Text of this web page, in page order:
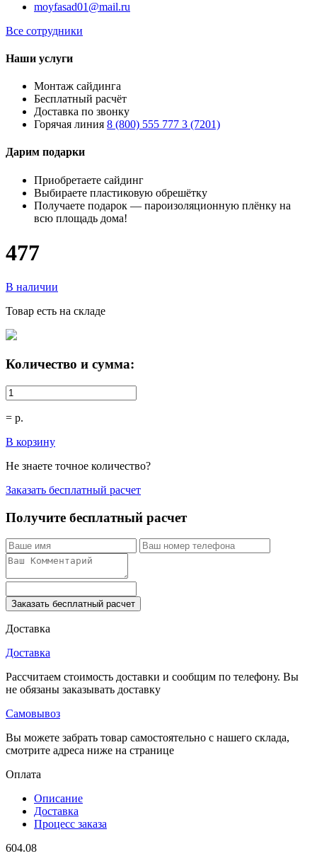
moyfasad01@mail.ru
Все сотрудники
Наши услуги
Монтаж сайдинга
Бесплатный расчёт
Доставка по звонку
Горячая линия 8 (800) 555 777 3 (7201)
Дарим подарки
Приобретаете сайдинг
Выбираете пластиковую обрешётку
Получаете подарок — пароизоляционную плёнку на
всю площадь дома!
477
В наличии
Товар есть на складе
Количество и сумма:
= р.
В корзину
Не знаете точное количество?
Заказать бесплатный расчет
Получите бесплатный расчет
Заказать бесплатный расчет
Доставка
Доставка
Рассчитаем стоимость доставки и сообщим по телефону. Вы
не обязаны заказывать доставку
Самовывоз
Вы можете забрать товар самостоятельно с нашего склада,
смотрите адреса ниже на странице
Оплата
Описание
Доставка
Процесс заказа
604.08